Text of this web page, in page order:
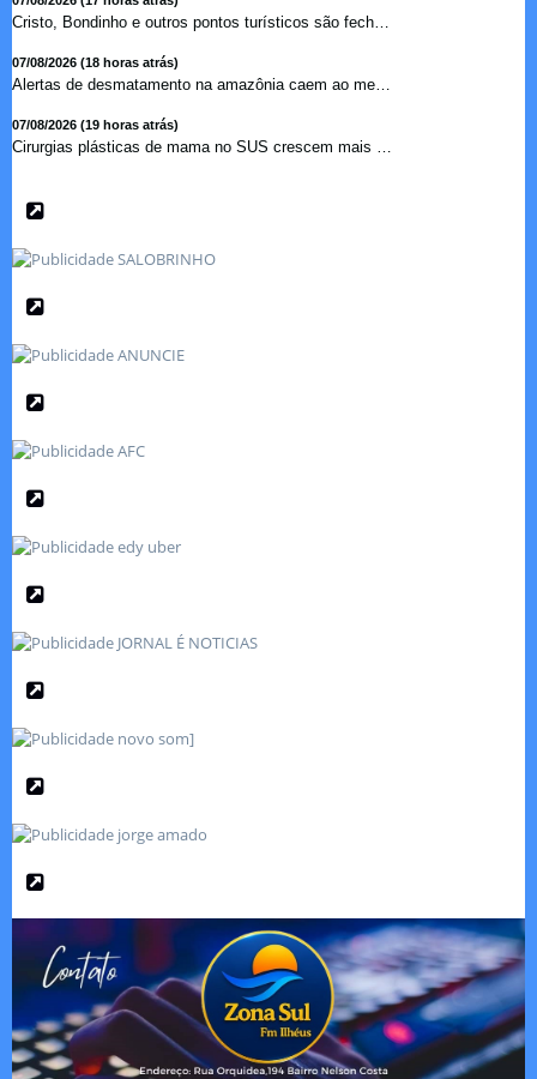
Cristo, Bondinho e outros pontos turísticos são fechados ...
07/08/2026 (18 horas atrás)
Alertas de desmatamento na amazônia caem ao menor patamar ...
07/08/2026 (19 horas atrás)
Cirurgias plásticas de mama no SUS crescem mais de 50% em ...